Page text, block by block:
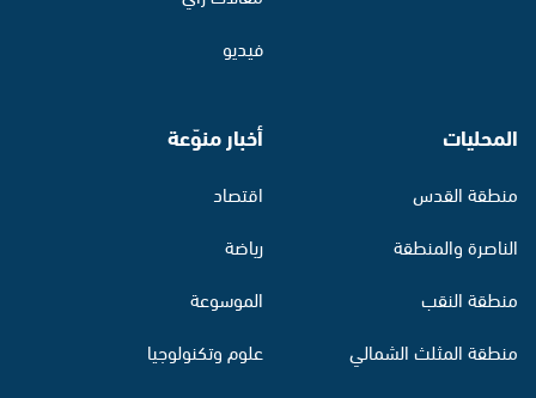
فيديو
المحليات
منطقة القدس
الناصرة والمنطقة
منطقة النقب
منطقة المثلث الشمالي
أخبار منوّعة
اقتصاد
رياضة
الموسوعة
علوم وتكنولوجيا